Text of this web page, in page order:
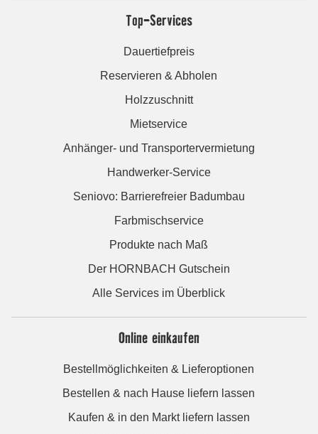
Top-Services
Dauertiefpreis
Reservieren & Abholen
Holzzuschnitt
Mietservice
Anhänger- und Transportervermietung
Handwerker-Service
Seniovo: Barrierefreier Badumbau
Farbmischservice
Produkte nach Maß
Der HORNBACH Gutschein
Alle Services im Überblick
Online einkaufen
Bestellmöglichkeiten & Lieferoptionen
Bestellen & nach Hause liefern lassen
Kaufen & in den Markt liefern lassen